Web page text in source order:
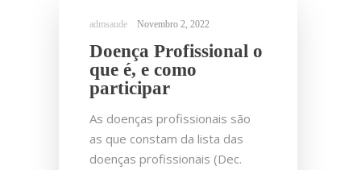
Novembro 2, 2022
Doença Profissional o
que é, e como
participar
As doenças profissionais são
as que constam da lista das
doenças profissionais (Dec.